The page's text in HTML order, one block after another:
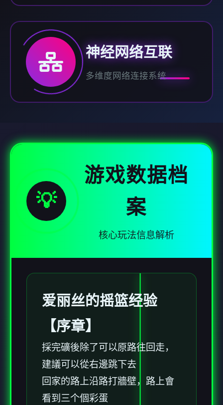
神经网络互联
多维度网络连接系统
💡
游戏数据档
案
核心玩法信息解析
爱丽丝的摇篮经验
【序章】
採完礦後除了可以原路往回走，
建議可以從右邊跳下去
回家的路上沿路打牆壁，路上會
看到三个個彩蛋